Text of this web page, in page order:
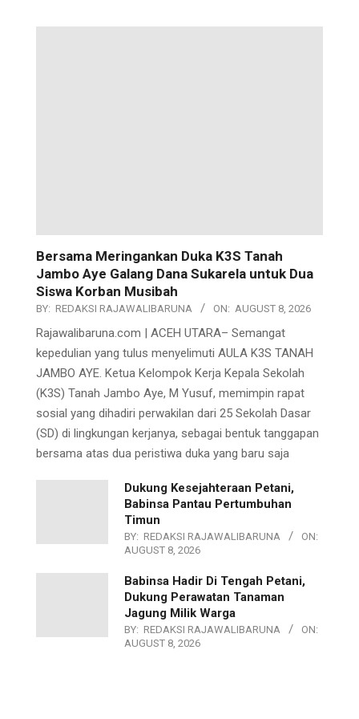
Bersama Meringankan Duka K3S Tanah
Jambo Aye Galang Dana Sukarela untuk Dua
Siswa Korban Musibah
BY: REDAKSI RAJAWALIBARUNA ON: AUGUST 8, 2026
Rajawalibaruna.com | ACEH UTARA– Semangat
kepedulian yang tulus menyelimuti AULA K3S TANAH
JAMBO AYE. Ketua Kelompok Kerja Kepala Sekolah
(K3S) Tanah Jambo Aye, M Yusuf, memimpin rapat
sosial yang dihadiri perwakilan dari 25 Sekolah Dasar
(SD) di lingkungan kerjanya, sebagai bentuk tanggapan
bersama atas dua peristiwa duka yang baru saja
Dukung Kesejahteraan Petani,
Babinsa Pantau Pertumbuhan
Timun
BY: REDAKSI RAJAWALIBARUNA
ON:
AUGUST 8, 2026
Babinsa Hadir Di Tengah Petani,
Dukung Perawatan Tanaman
Jagung Milik Warga
BY: REDAKSI RAJAWALIBARUNA
ON:
AUGUST 8, 2026